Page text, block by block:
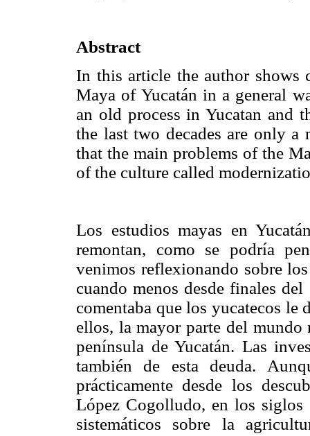
Abstract
In this article the author shows
Maya of Yucatán in a general
an old process in Yucatan and
the last two decades are only a
that the main problems of the
of the culture called
Los estudios mayas en
remontan, como se podría
venimos reflexionando sobre
cuando menos desde finales
comentaba que los yucatecos le
ellos, la mayor parte del mundo
península de Yucatán. Las
también de esta deuda.
prácticamente desde los
López Cogolludo, en los
sistemáticos sobre la